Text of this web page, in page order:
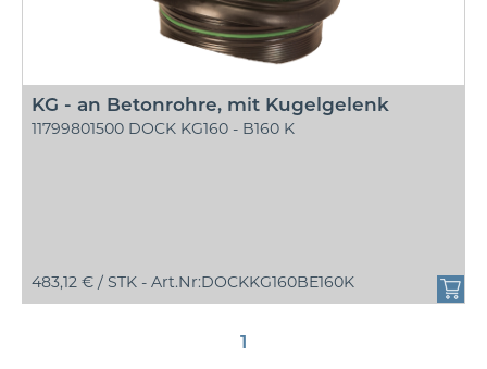
KG - an Betonrohre, mit Kugelgelenk
11799801500 DOCK KG160 - B160 K
483,12 € / STK - Art.Nr:DOCKKG160BE160K
1